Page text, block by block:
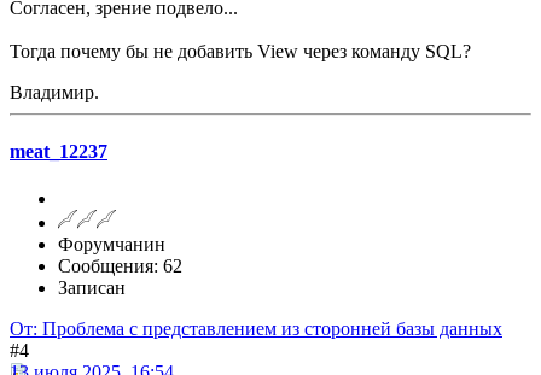
Согласен, зрение подвело...
Тогда почему бы не добавить View через команду SQL?
Владимир.
meat_12237
Форумчанин
Сообщения: 62
Записан
От: Проблема с представлением из сторонней базы данных
#4